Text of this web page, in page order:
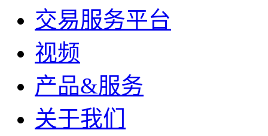
交易服务平台
视频
产品&服务
关于我们